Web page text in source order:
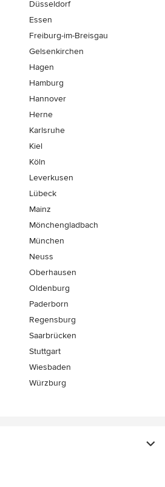
Düsseldorf
Essen
Freiburg-im-Breisgau
Gelsenkirchen
Hagen
Hamburg
Hannover
Herne
Karlsruhe
Kiel
Köln
Leverkusen
Lübeck
Mainz
Mönchen­gladbach
München
Neuss
Oberhausen
Oldenburg
Paderborn
Regensburg
Saarbrücken
Stuttgart
Wiesbaden
Würzburg